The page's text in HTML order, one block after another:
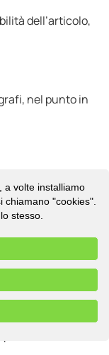
dell’articolo,
nel punto in
sono utili;
e descrittivo.
di più”.
a volte installiamo
chiamano "cookies".
stesso.